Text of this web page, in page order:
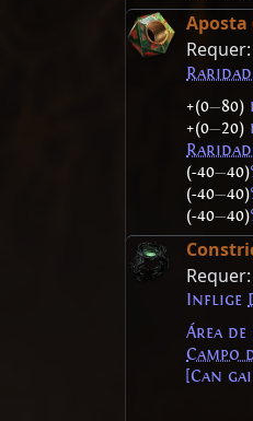
Aposta
Requer:
+(0—80)
+(0—20)
(-40—40)
(-40—40)
(-40—40)
Requer:
Inflige
Área
Campo
[Can